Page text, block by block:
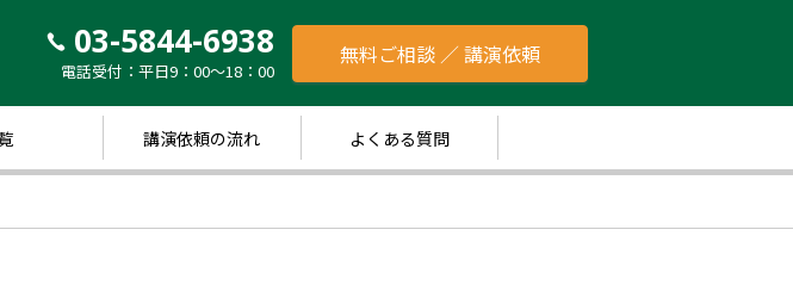
03-5844-6938
電話受付：平日9：00～18：00
無料ご相談 ／ 講演依頼
講演依頼の流れ よくある質問